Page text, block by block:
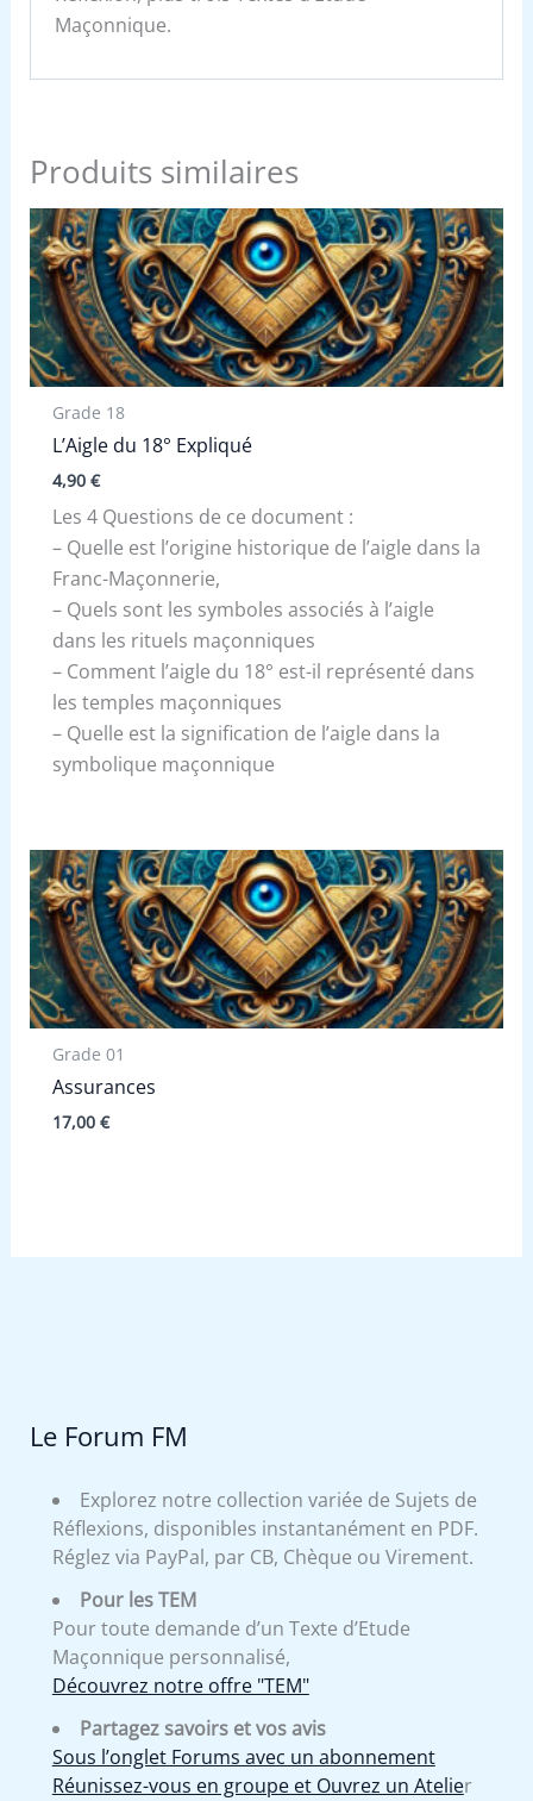
Maçonnique.
Produits similaires
Grade 18
L’Aigle du 18° Expliqué
4,90 €
Les 4 Questions de ce document :
– Quelle est l’origine historique de l’aigle dans la
Franc-Maçonnerie,
– Quels sont les symboles associés à l’aigle
dans les rituels maçonniques
– Comment l’aigle du 18° est-il représenté dans
les temples maçonniques
– Quelle est la signification de l’aigle dans la
symbolique maçonnique
Grade 01
Assurances
17,00 €
Le Forum FM
Explorez notre collection variée de Sujets de
Réflexions, disponibles instantanément en PDF.
Réglez via PayPal, par CB, Chèque ou Virement.
Pour les TEM
Pour toute demande d’un Texte d’Etude
Maçonnique personnalisé,
Découvrez notre offre "TEM"
Partagez savoirs et vos avis
Sous l’onglet Forums avec un abonnement
Réunissez-vous en groupe et Ouvrez un Atelier